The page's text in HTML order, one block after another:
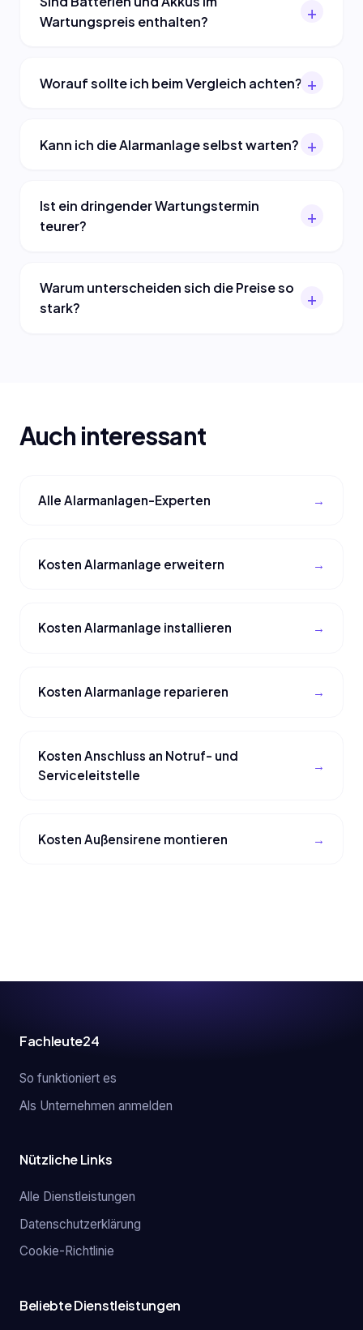
Wartungspreis enthalten?
Worauf sollte ich beim Vergleich achten?
Kann ich die Alarmanlage selbst warten?
Ist ein dringender Wartungstermin
teurer?
Warum unterscheiden sich die Preise so
stark?
Auch interessant
Alle Alarmanlagen-Experten
Kosten Alarmanlage erweitern
Kosten Alarmanlage installieren
Kosten Alarmanlage reparieren
Kosten Anschluss an Notruf- und
Serviceleitstelle
Kosten Außensirene montieren
Fachleute24
So funktioniert es
Als Unternehmen anmelden
Nützliche Links
Alle Dienstleistungen
Datenschutzerklärung
Cookie-Richtlinie
Beliebte Dienstleistungen